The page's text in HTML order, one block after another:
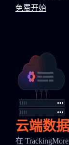
免费开始
云端数
在